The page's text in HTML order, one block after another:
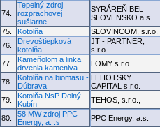
74.
Tepelný zdroj
rozprachovej
sušiarne
SYRÁREŇ BEL
SLOVENSKO a.s.
75. Kotolňa SLOVINCOM, s.r.o.
76.
Drevoštiepková
kotolňa
JT - PARTNER,
s.r.o.
77.
Kameňolom a linka
drvenia kameniva
LOMY s.r.o.
78.
Kotolňa na biomasu -
Dúbrava
LEHOTSKY
CAPITAL s.r.o.
79.
Kotolňa NsP Dolný
Kubín
TEHOS, s.r.o.,
80.
58 MW zdroj PPC
Energy, a. .s
PPC Energy, a.s.